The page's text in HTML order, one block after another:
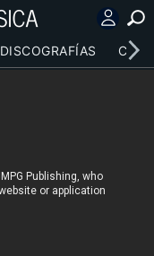
DISCOGRAFÍAS